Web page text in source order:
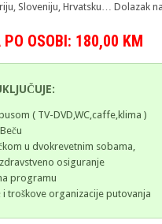
Sloveniju, Hrvatsku… Dolazak
OSOBI: 180,00 KM
( TV-DVD,WC,caffe,klima )
u dvokrevetnim sobama,
osiguranje
programu
troškove organizacije putovanja